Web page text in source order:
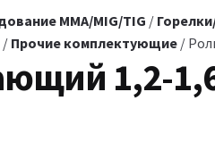
MMA/MIG/TIG /
/ Прочие комплектующие /
1,2-